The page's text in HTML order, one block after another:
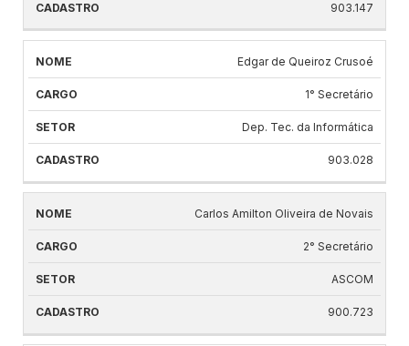
903.147
Edgar de Queiroz Crusoé
1° Secretário
Dep. Tec. da Informática
903.028
Carlos Amilton Oliveira de Novais
2° Secretário
ASCOM
900.723